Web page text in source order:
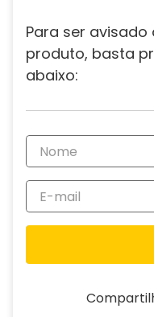
Para ser
produto, basta
abaixo: